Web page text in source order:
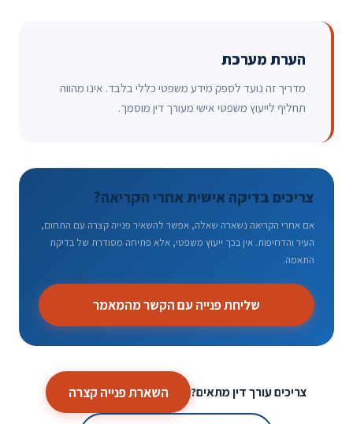
הערת מערכת
מדריך זה נועד לספק מידע משפטי כללי בלבד. אינו מהווה
תחליף לייעוץ משפטי אישי מעורך דין מוסמך.
צריכים בדיקה אישית אחרי הקריאה?
אם אחרי הקריאה נשארה שאלה, אפשר להשאיר פנייה קצרה עם התחום,
העיר והדחיפות. אין בכך ייעוץ משפטי, אלא פתיחה מסודרת של בדיקת
התאמה.
שליחת פנייה עם הקשר מהמאמר
צריכים עורך דין מתאים? השארת פנייה קצרה